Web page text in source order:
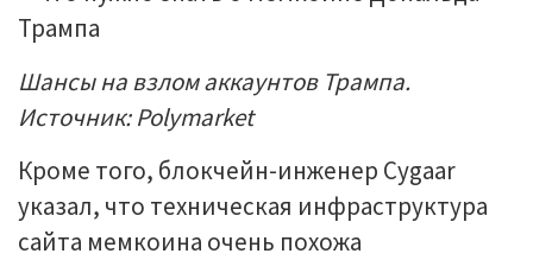
Шансы на взлом аккаунтов Трампа.
Источник: Polymarket
Кроме того, блокчейн-инженер Cygaar
указал, что техническая инфраструктура
сайта мемкоина очень похожа